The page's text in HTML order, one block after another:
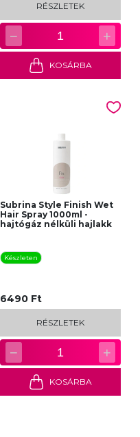
RÉSZLETEK
− 1 +
KOSÁRBA
Subrina Style Finish Wet
Hair Spray 1000ml -
hajtógáz nélküli hajlakk
Készleten
6490 Ft
RÉSZLETEK
− 1 +
KOSÁRBA